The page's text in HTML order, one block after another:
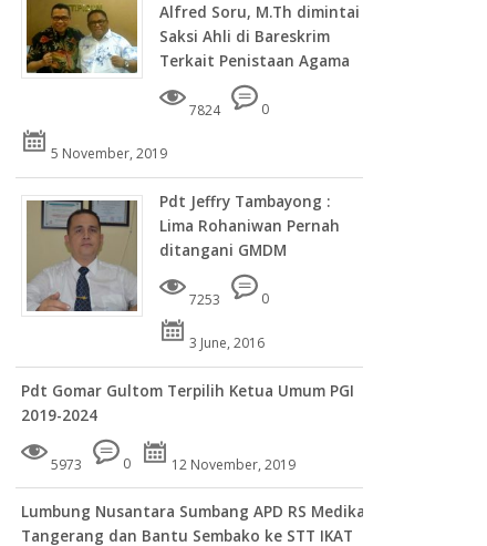
Alfred Soru, M.Th dimintai
Saksi Ahli di Bareskrim
Terkait Penistaan Agama
7824 0
5 November, 2019
Pdt Jeffry Tambayong :
Lima Rohaniwan Pernah
ditangani GMDM
7253 0
3 June, 2016
Pdt Gomar Gultom Terpilih Ketua Umum PGI
2019-2024
5973 0 12 November, 2019
Lumbung Nusantara Sumbang APD RS Medika
Tangerang dan Bantu Sembako ke STT IKAT